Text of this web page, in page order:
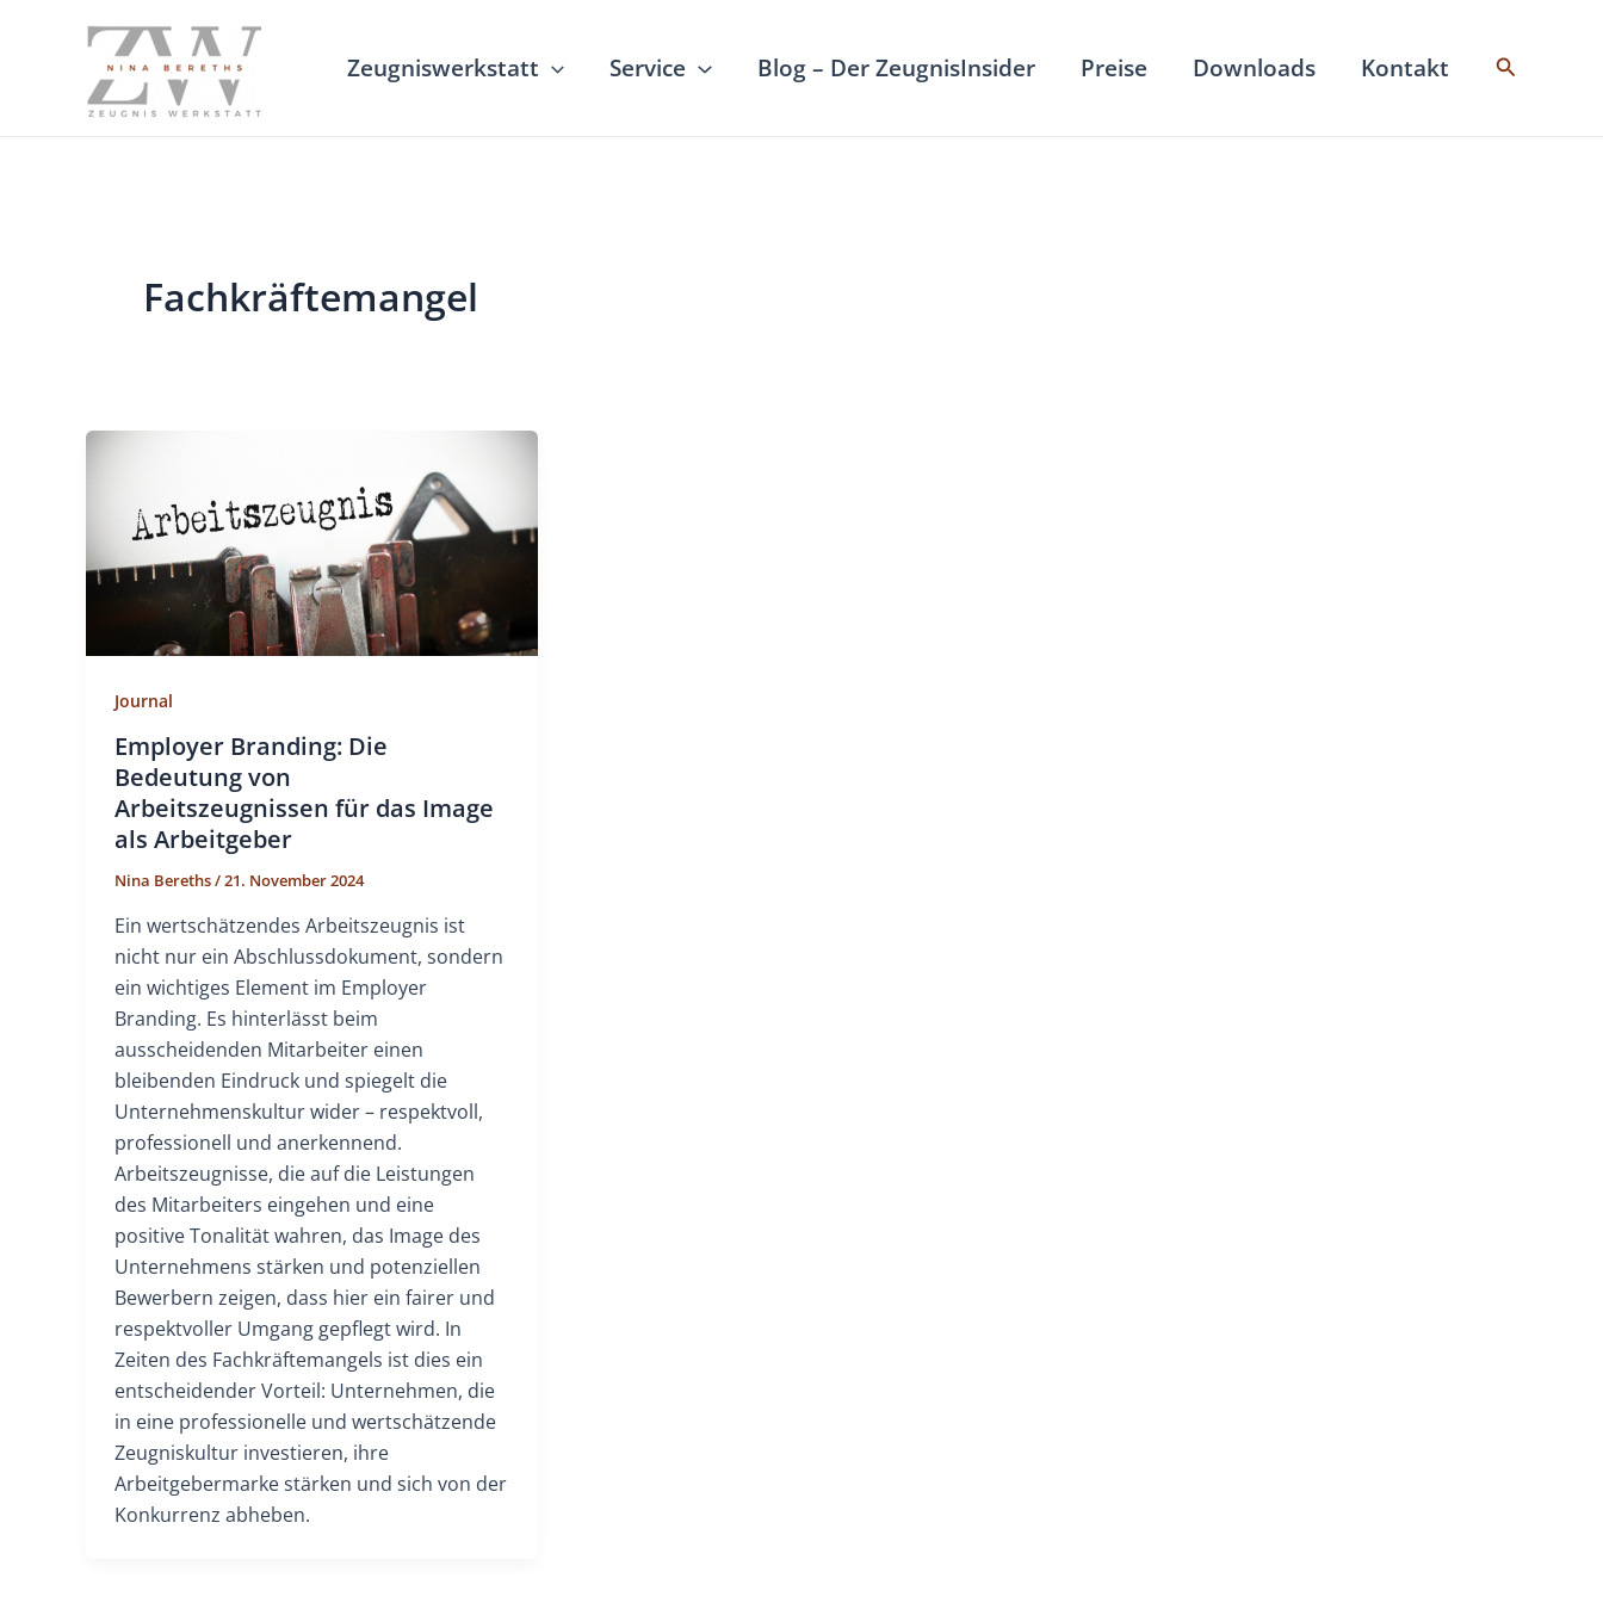
Zeugniswerkstatt Service Blog – Der ZeugnisInsider Preise Downloads Kontakt Suchen
Fachkräftemangel
Journal
Employer Branding: Die
Bedeutung von
Arbeitszeugnissen für das Image
als Arbeitgeber
Nina Bereths/21. November 2024
Ein wertschätzendes Arbeitszeugnis ist
nicht nur ein Abschlussdokument, sondern
ein wichtiges Element im Employer
Branding. Es hinterlässt beim
ausscheidenden Mitarbeiter einen
bleibenden Eindruck und spiegelt die
Unternehmenskultur wider – respektvoll,
professionell und anerkennend.
Arbeitszeugnisse, die auf die Leistungen
des Mitarbeiters eingehen und eine
positive Tonalität wahren, das Image des
Unternehmens stärken und potenziellen
Bewerbern zeigen, dass hier ein fairer und
respektvoller Umgang gepflegt wird. In
Zeiten des Fachkräftemangels ist dies ein
entscheidender Vorteil: Unternehmen, die
in eine professionelle und wertschätzende
Zeugniskultur investieren, ihre
Arbeitgebermarke stärken und sich von der
Konkurrenz abheben.